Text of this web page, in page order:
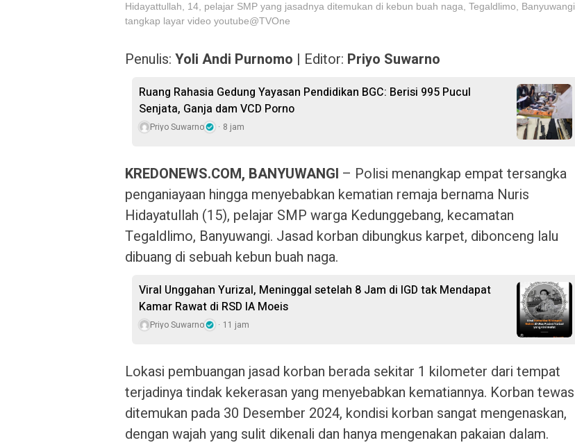
Hidayattullah, 14, pelajar SMP yang jasadnya ditemukan di kebun buah naga, Tegaldlimo, Banyuwangi.
tangkap layar video youtube@TVOne
Penulis: Yoli Andi Purnomo | Editor: Priyo Suwarno
Ruang Rahasia Gedung Yayasan Pendidikan BGC: Berisi 995 Pucul
Senjata, Ganja dam VCD Porno
Priyo Suwarno 8 jam
KREDONEWS.COM, BANYUWANGI – Polisi menangkap empat tersangka
penganiayaan hingga menyebabkan kematian remaja bernama Nuris
Hidayatullah (15), pelajar SMP warga Kedunggebang, kecamatan
Tegaldlimo, Banyuwangi. Jasad korban dibungkus karpet, dibonceng lalu
dibuang di sebuah kebun buah naga.
Viral Unggahan Yurizal, Meninggal setelah 8 Jam di IGD tak Mendapat
Kamar Rawat di RSD IA Moeis
Priyo Suwarno 11 jam
Lokasi pembuangan jasad korban berada sekitar 1 kilometer dari tempat
terjadinya tindak kekerasan yang menyebabkan kematiannya. Korban tewas
ditemukan pada 30 Desember 2024, kondisi korban sangat mengenaskan,
dengan wajah yang sulit dikenali dan hanya mengenakan pakaian dalam.